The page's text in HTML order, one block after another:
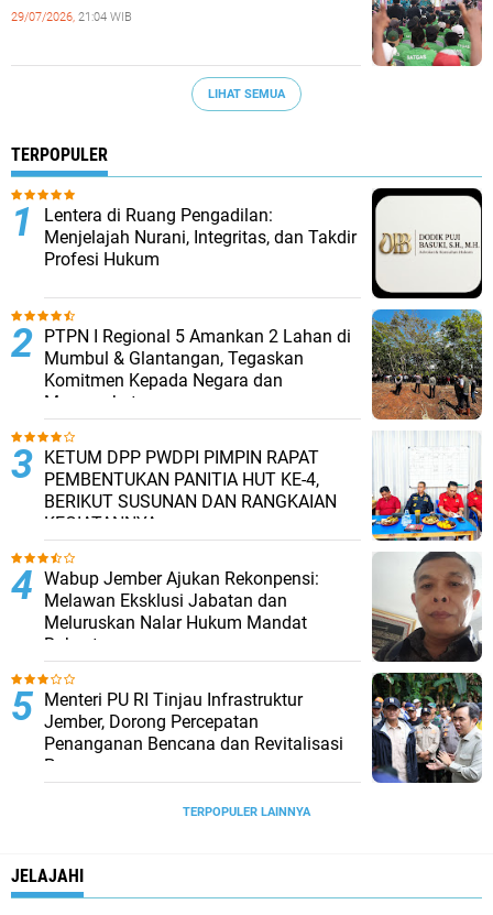
29/07/2026, 21:04 WIB
LIHAT SEMUA
TERPOPULER
​Lentera di Ruang Pengadilan:
Menjelajah Nurani, Integritas, dan Takdir
Profesi Hukum
PTPN I Regional 5 Amankan 2 Lahan di
Mumbul & Glantangan, Tegaskan
Komitmen Kepada Negara dan
Masyarakat
KETUM DPP PWDPI PIMPIN RAPAT
PEMBENTUKAN PANITIA HUT KE-4,
BERIKUT SUSUNAN DAN RANGKAIAN
KEGIATANNYA
Wabup Jember Ajukan Rekonpensi:
Melawan Eksklusi Jabatan dan
Meluruskan Nalar Hukum Mandat
Rakyat
Menteri PU RI Tinjau Infrastruktur
Jember, Dorong Percepatan
Penanganan Bencana dan Revitalisasi
Pasar
TERPOPULER LAINNYA
JELAJAHI